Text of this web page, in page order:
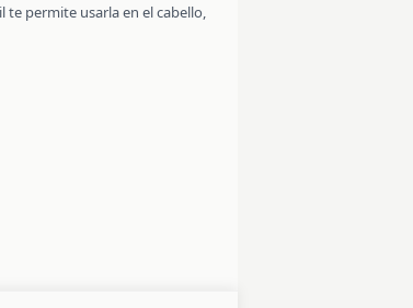
te permite usarla en el cabello,